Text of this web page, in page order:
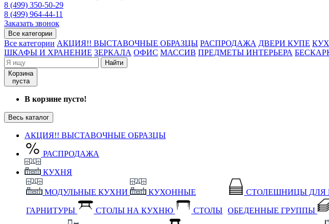
8 (499) 350-50-29
8 (499) 964-44-11
Заказать звонок
Все категории
Все категории АКЦИЯ!! ВЫСТАВОЧНЫЕ ОБРАЗЦЫ РАСПРОДАЖА ДВЕРИ КУПЕ
ШКАФЫ И ХРАНЕНИЕ ЗЕРКАЛА ОФИС МАССИВ ПРЕДМЕТЫ ИНТЕРЬЕРА
Найти
Корзина
пуста
В корзине пусто!
Весь каталог
АКЦИЯ!! ВЫСТАВОЧНЫЕ ОБРАЗЦЫ
РАСПРОДАЖА
КУХНЯ
МОДУЛЬНЫЕ КУХНИ КУХОННЫЕ
ГАРНИТУРЫ СТОЛЫ НА КУХНЮ СТОЛЫ
СТОЛЕШНИЦЫ ДЛЯ
ОБЕДЕННЫЕ ГРУППЫ